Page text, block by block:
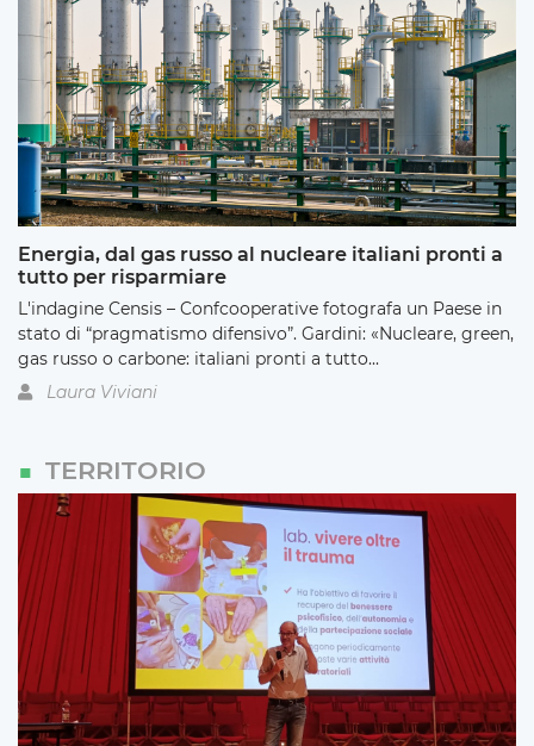
Energia, dal gas russo al nucleare italiani pronti a
tutto per risparmiare
L'indagine Censis – Confcooperative fotografa un Paese in
stato di “pragmatismo difensivo”. Gardini: «Nucleare, green,
gas russo o carbone: italiani pronti a tutto...
Laura Viviani
TERRITORIO